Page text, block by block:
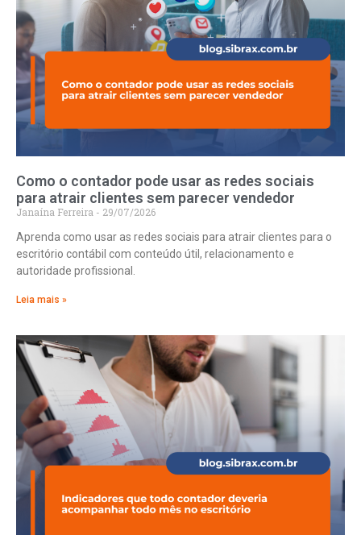
Como o contador pode usar as redes sociais
para atrair clientes sem parecer vendedor
Janaína Ferreira
29/07/2026
Aprenda como usar as redes sociais para atrair clientes para o
escritório contábil com conteúdo útil, relacionamento e
autoridade profissional.
Leia mais »